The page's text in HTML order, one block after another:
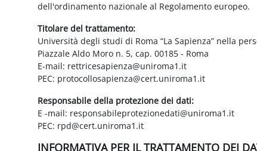
dell'ordinamento nazionale al Regolamento europeo.
Titolare del trattamento:
Università degli studi di Roma “La Sapienza” nella
Piazzale Aldo Moro n. 5, cap. 00185 - Roma
E-mail: rettricesapienza@uniroma1.it
PEC: protocollosapienza@cert.uniroma1.it
Responsabile della protezione dei dati:
E -mail: responsabileprotezionedati@uniroma1.it
PEC: rpd@cert.uniroma1.it
INFORMATIVA PER IL TRATTAMENTO DEI